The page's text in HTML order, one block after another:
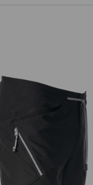
Short e.s.ambition